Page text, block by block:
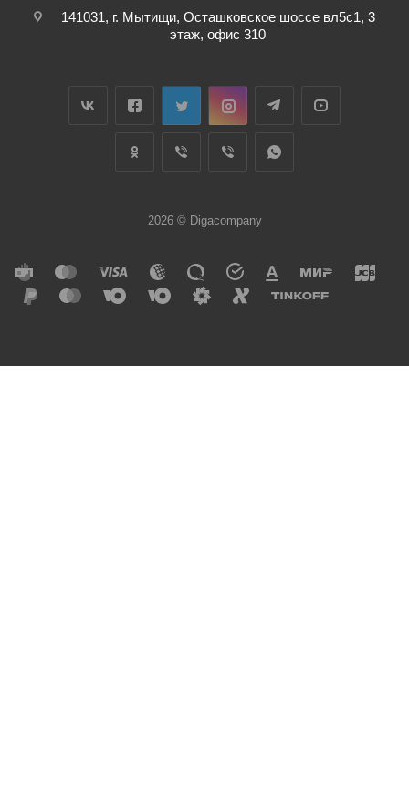
141031, г. Мытищи, Осташковское шоссе вл5с1, 3
этаж, офис 310
2026 © Digacompany